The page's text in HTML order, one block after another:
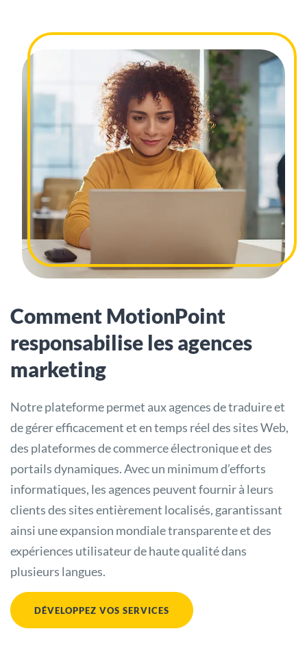
Comment MotionPoint
responsabilise les agences
marketing
Notre plateforme permet aux agences de traduire et
de gérer efficacement et en temps réel des sites Web,
des plateformes de commerce électronique et des
portails dynamiques. Avec un minimum d’efforts
informatiques, les agences peuvent fournir à leurs
clients des sites entièrement localisés, garantissant
ainsi une expansion mondiale transparente et des
expériences utilisateur de haute qualité dans
plusieurs langues.
DÉVELOPPEZ VOS SERVICES